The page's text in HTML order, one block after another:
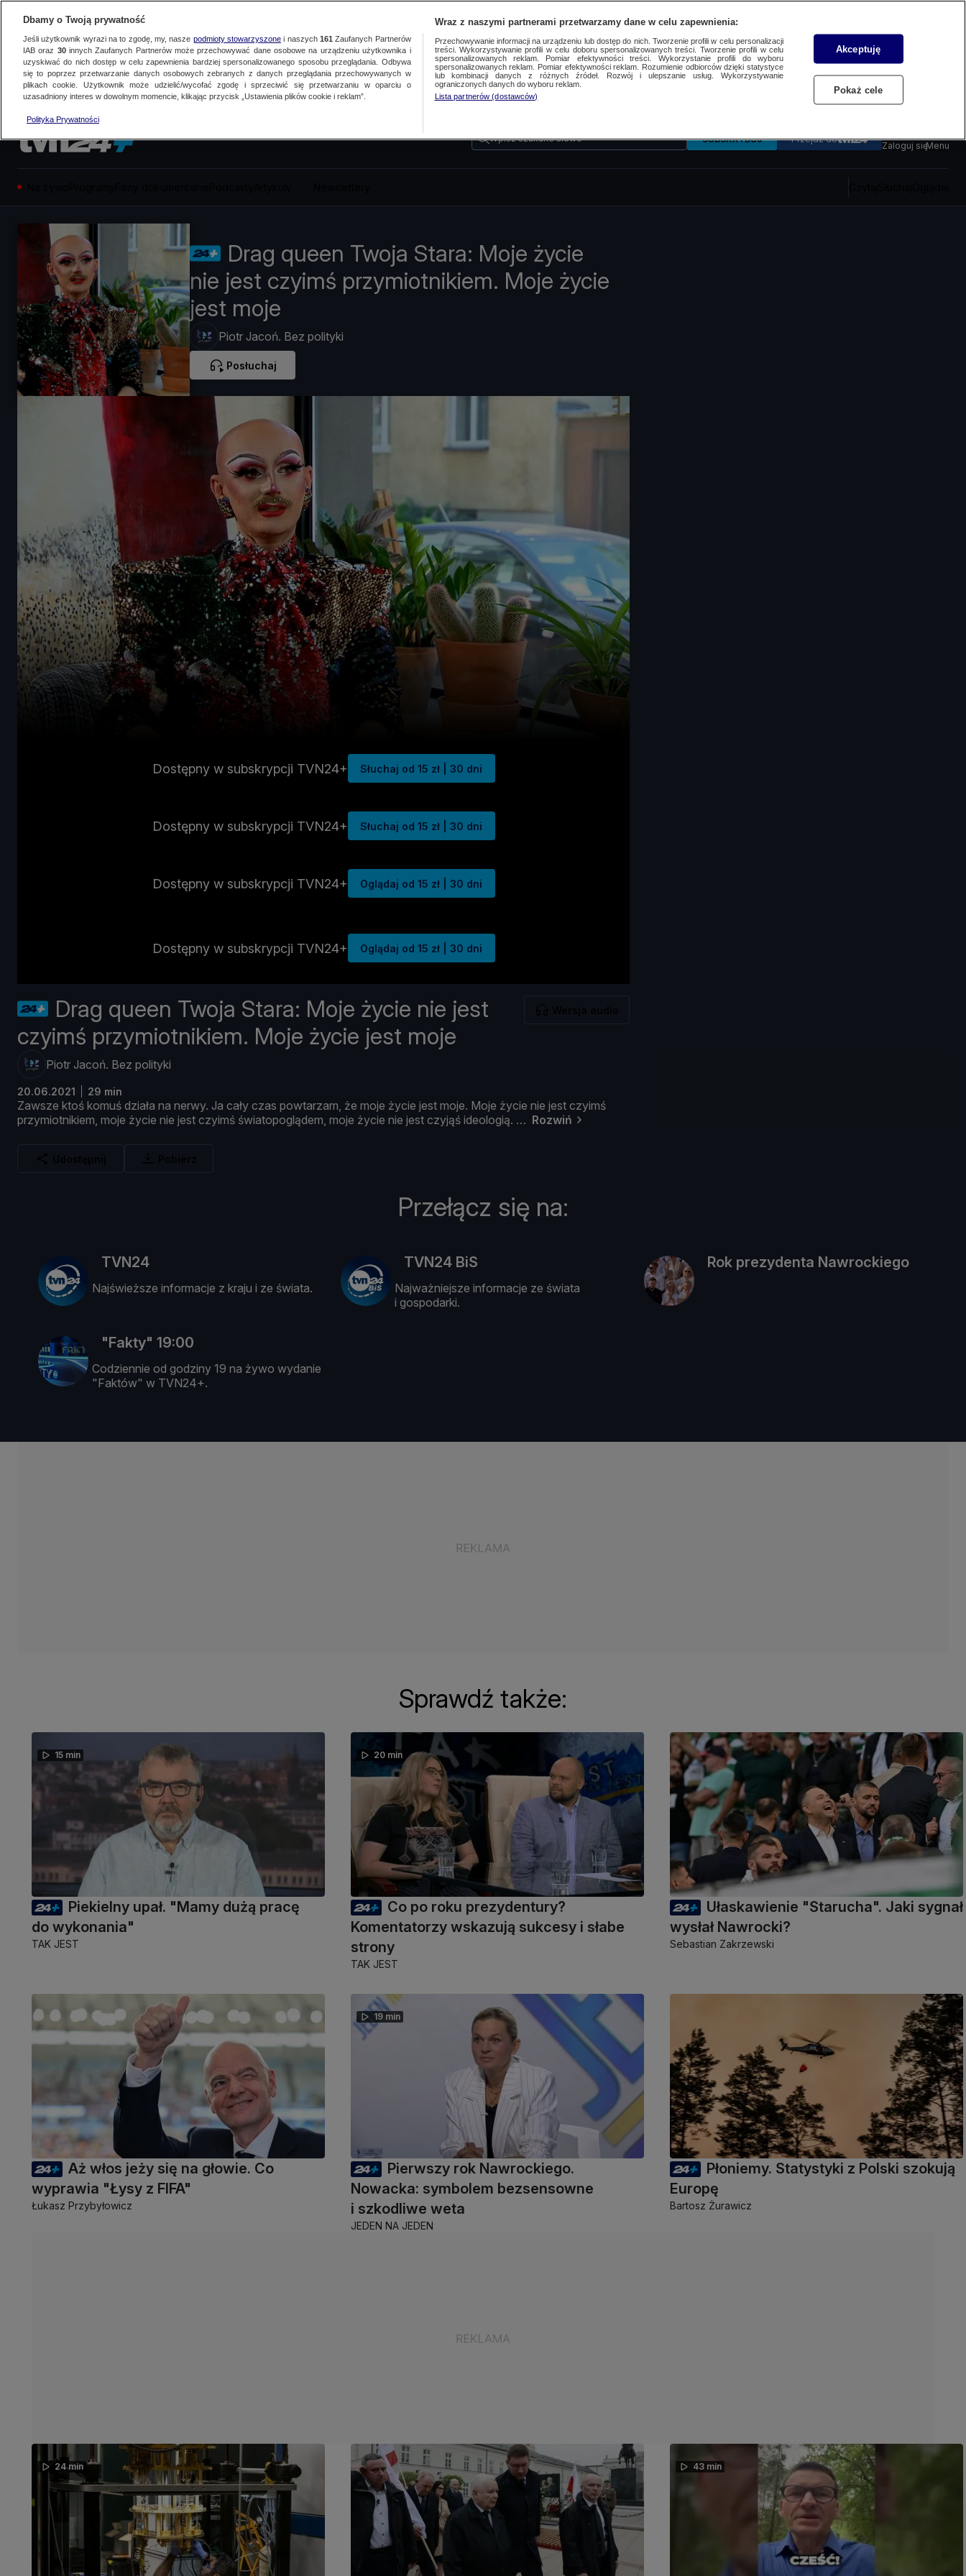
Wpisz szukane słowo SUBSKRYBUJ Przejdź do
Zaloguj sięMenu
Drag queen Twoja Stara: Moje życie
nie jest czyimś przymiotnikiem. Moje życie
jest moje
Piotr Jacoń. Bez polityki
Posłuchaj
Dostępny w subskrypcji TVN24+ Słuchaj od 15 zł | 30 dni
Dostępny w subskrypcji TVN24+ Słuchaj od 15 zł | 30 dni
Dostępny w subskrypcji TVN24+ Oglądaj od 15 zł | 30 dni
Dostępny w subskrypcji TVN24+ Oglądaj od 15 zł | 30 dni
Drag queen Twoja Stara: Moje życie nie jest
czyimś przymiotnikiem. Moje życie jest moje
Piotr Jacoń. Bez polityki
20.06.2021 29 min
Zawsze ktoś komuś działa na nerwy. Ja cały czas powtarzam, że moje życie jest moje. Moje życie nie jest czyimś
przymiotnikiem, moje życie nie jest czyimś światopoglądem, moje życie nie jest czyjąś ideologią. Rozwiń
Przełącz się na:
TVN24
Najświeższe informacje z kraju i ze świata.
TVN24 BiS
Najważniejsze informacje ze świata
i gospodarki.
Rok prezydenta Nawrockiego
"Fakty" 19:00
Codziennie od godziny 19 na żywo wydanie
"Faktów" w TVN24+.
Sprawdź także:
15 min
Piekielny upał. "Mamy dużą pracę
do wykonania"
TAK JEST
20 min
Co po roku prezydentury?
Komentatorzy wskazują sukcesy i słabe
strony
TAK JEST
Ułaskawienie "Starucha". Jaki sygnał
wysłał Nawrocki?
Sebastian Zakrzewski
Aż włos jeży się na głowie. Co
wyprawia "Łysy z FIFA"
Łukasz Przybyłowicz
19 min
Pierwszy rok Nawrockiego.
Nowacka: symbolem bezsensowne
i szkodliwe weta
JEDEN NA JEDEN
Płoniemy. Statystyki z Polski szokują
Europę
Bartosz Żurawicz
24 min 43 min
Dbamy o Twoją prywatność
Jeśli użytkownik wyrazi na to zgodę, my, nasze podmioty stowarzyszonei naszych 161 Zaufanych Partnerów
IAB oraz 30innych Zaufanych Partnerów może przechowywać dane osobowe na urządzeniu użytkownika i
uzyskiwać do nich dostęp w celu zapewnienia bardziej spersonalizowanego sposobu przeglądania. Odbywa
się to poprzez przetwarzanie danych osobowych zebranych z danych przeglądania przechowywanych w
plikach cookie. Użytkownik może udzielić/wycofać zgodę i sprzeciwić się przetwarzaniu w oparciu o
uzasadniony interes w dowolnym momencie, klikając przycisk „Ustawienia plików cookie i reklam”.
Polityka Prywatności
Wraz z naszymi partnerami przetwarzamy dane w celu zapewnienia:
Przechowywanie informacji na urządzeniu lub dostęp do nich. Tworzenie profili w celu personalizacji
treści. Wykorzystywanie profili w celu doboru spersonalizowanych treści. Tworzenie profili w celu
spersonalizowanych reklam. Pomiar efektywności treści. Wykorzystanie profili do wyboru
spersonalizowanych reklam. Pomiar efektywności reklam. Rozumienie odbiorców dzięki statystyce
lub kombinacji danych z różnych źródeł. Rozwój i ulepszanie usług. Wykorzystywanie
ograniczonych danych do wyboru reklam.
Lista partnerów (dostawców)
Akceptuję
Pokaż cele